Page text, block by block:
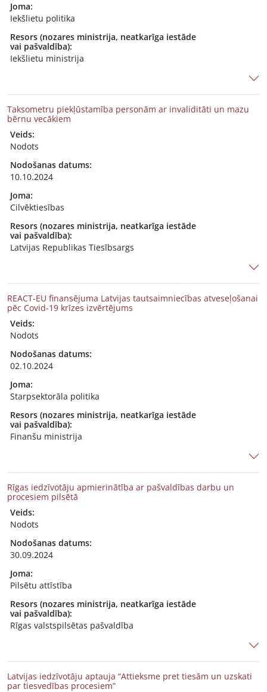
Joma:
Iekšlietu politika
Resors (nozares ministrija, neatkarīga iestāde
vai pašvaldība):
Iekšlietu ministrija
Taksometru piekļūstamība personām ar invaliditāti un mazu
bērnu vecākiem
Veids:
Nodots
Nodošanas datums:
10.10.2024
Joma:
Cilvēktiesības
Resors (nozares ministrija, neatkarīga iestāde
vai pašvaldība):
Latvijas Republikas Tiesībsargs
REACT-EU finansējuma Latvijas tautsaimniecības atveseļošanai
pēc Covid-19 krīzes izvērtējums
Veids:
Nodots
Nodošanas datums:
02.10.2024
Joma:
Starpsektorāla politika
Resors (nozares ministrija, neatkarīga iestāde
vai pašvaldība):
Finanšu ministrija
Rīgas iedzīvotāju apmierinātība ar pašvaldības darbu un
procesiem pilsētā
Veids:
Nodots
Nodošanas datums:
30.09.2024
Joma:
Pilsētu attīstība
Resors (nozares ministrija, neatkarīga iestāde
vai pašvaldība):
Rīgas valstspilsētas pašvaldība
Latvijas iedzīvotāju aptauja “Attieksme pret tiesām un uzskati
par tiesvedības procesiem”